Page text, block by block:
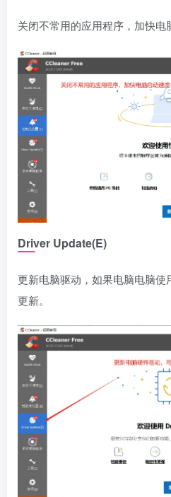
关闭不常用的应用程序，加快电
Driver Update(E)
更新电脑驱动，如果电脑电脑
更新。